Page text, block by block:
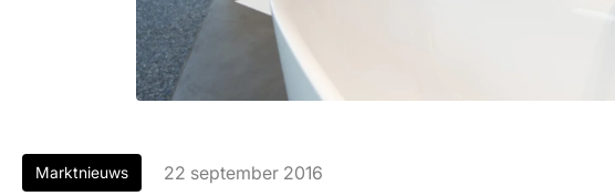
Marktnieuws 22 september 2016